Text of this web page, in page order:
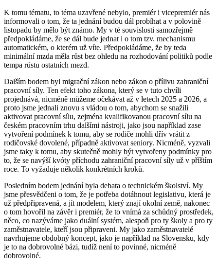
K tomu tématu, to téma uzavřené nebylo, premiér i vicepremiér nás
informovali o tom, že ta jednání budou dál probíhat a v polovině
listopadu by mělo být známo. My v té souvislosti samozřejmě
předpokládáme, že se dál bude jednat i o tom tzv. mechanismu
automatickém, o kterém už víte. Předpokládáme, že by teda
minimální mzda měla růst bez ohledu na rozhodování politiků podle
tempa růstu ostatních mezd.
Dalším bodem byl migrační zákon nebo zákon o přílivu zahraniční
pracovní síly. Ten efekt toho zákona, který se v tuto chvíli
projednává, nicméně můžeme očekávat až v letech 2025 a 2026, a
proto jsme jednali znovu s vládou o tom, abychom se snažili
aktivovat pracovní sílu, zejména kvalifikovanou pracovní sílu na
českém pracovním trhu dalšími nástroji, jako jsou například zase
vytvoření podmínek k tomu, aby se rodiče mohli dřív vrátit z
rodičovské dovolené, případně aktivovat seniory. Nicméně, vyzvali
jsme taky k tomu, aby skutečně mohly být vytvořeny podmínky pro
to, že se navýší kvóty příchodu zahraniční pracovní síly už v příštím
roce. To vyžaduje několik konkrétních kroků.
Posledním bodem jednání byla debata o technickém školství. My
jsme přesvědčeni o tom, že je potřeba dotáhnout legislativu, která je
už předpřipravená, a jít modelem, který znají okolní země, nakonec
o tom hovořil na závěr i premiér, že to vnímá za schůdný prostředek,
něco, co nazýváme jako duální systém, alespoň pro ty školy a pro ty
zaměstnavatele, kteří jsou připraveni. My jako zaměstnavatelé
navrhujeme obdobný koncept, jako je například na Slovensku, kdy
je to na dobrovolné bázi, tudíž není to povinné, nicméně
dobrovolné.